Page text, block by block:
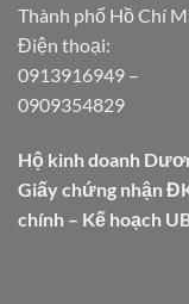
Thành phố Hồ Chí
Điện thoại:
0913916949 –
0909354829
Hộ kinh doanh
Giấy chứng nhận
chính – Kế hoạch